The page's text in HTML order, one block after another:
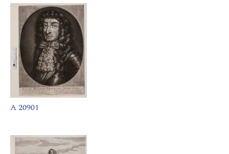
A 20901